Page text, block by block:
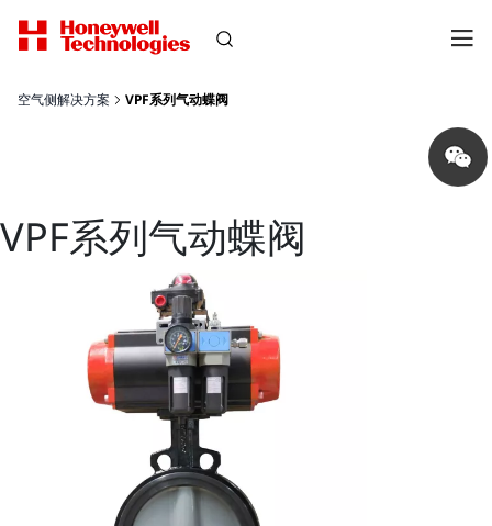
空气侧解决方案 VPF系列气动蝶阀
Share
on
wechat
VPF系列气动蝶阀